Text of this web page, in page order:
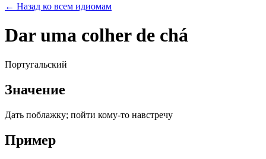
← Назад ко всем идиомам
Dar uma colher de chá
Португальский
Значение
Дать поблажку; пойти кому-то навстречу
Пример